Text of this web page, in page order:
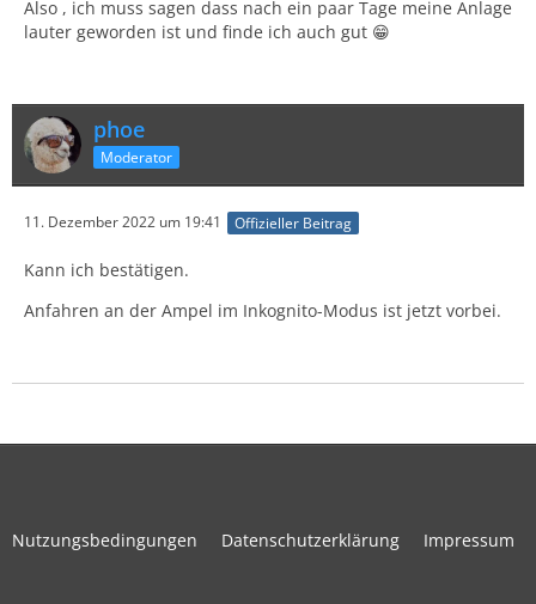
Also , ich muss sagen dass nach ein paar Tage meine Anlage
lauter geworden ist und finde ich auch gut 😁
phoe
Moderator
11. Dezember 2022 um 19:41 Offizieller Beitrag
Kann ich bestätigen.
Anfahren an der Ampel im Inkognito-Modus ist jetzt vorbei.
Nutzungsbedingungen Datenschutzerklärung Impressum